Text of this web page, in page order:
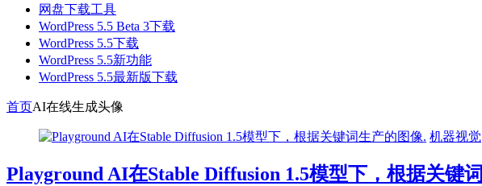
网盘下载工具
WordPress 5.5 Beta 3下载
WordPress 5.5下载
WordPress 5.5新功能
WordPress 5.5最新版下载
首页AI在线生成头像
机器视觉
Playground AI在Stable Diffusion 1.5模型下，根据关键